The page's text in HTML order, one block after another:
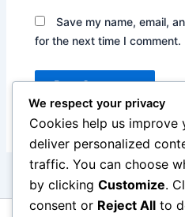
Save my name, email,
for the next time I comment.
We respect your privacy
Cookies help us improve
deliver personalized
traffic. You can choose
by clicking Customize.
consent or Reject All to